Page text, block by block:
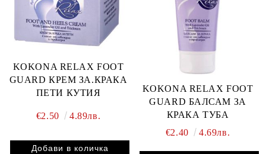
KOKONA RELAX FOOT
GUARD КРЕМ ЗА.КРАКА
ПЕТИ КУТИЯ
€2.50 4.89лв.
KOKONA RELAX FOOT
GUARD БАЛСАМ ЗА
КРАКА ТУБА
€2.40
4.69лв.